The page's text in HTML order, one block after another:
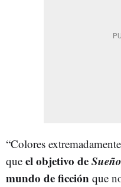
“Colores
que el objetivo de
mundo de ficción que